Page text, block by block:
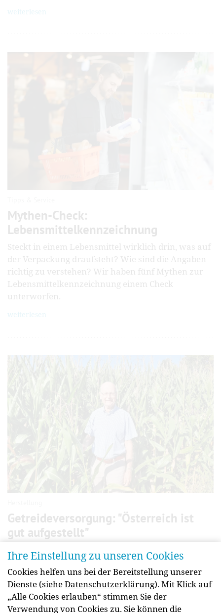
weiterlesen
Mythen-Check:
Lebensmittelkennzeichnung
Steckt in einem Lebensmittel wirklich drin, was auf
der Verpackung draufsteht? Wie sind die Angaben
richtig zu verstehen? Wir haben fünf Mythen zur
Lebensmittelkennzeichnung einem Check
unterworfen.
weiterlesen
Getreideversorgung: "Österreich ist
gut aufgestellt"
Welche Getreidearten sind in Österreich beliebt?
Welche Herausforderungen und Potenziale gibt es
bei der Verarbeitung? Und wie wirken sich
Ernährungstrends darauf aus? Darüber haben wir
mit dem Getreideexperten Alfred Mar gesprochen.
Ihre Einstellung zu unseren Cookies
Cookies helfen uns bei der Bereitstellung unserer
Dienste (sieheDatenschutzerklärung). Mit Klick auf
„Alle Cookies erlauben“ stimmen Sie der
Verwendung von Cookies zu. Sie können die